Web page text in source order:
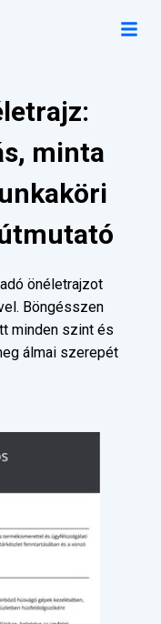
minta
önéletrajzot
Böngésszen
minden szint és
álmai szerepét